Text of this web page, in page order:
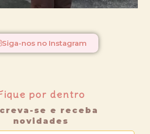
Siga-nos no Instagram
por dentro
se e receba
novidades